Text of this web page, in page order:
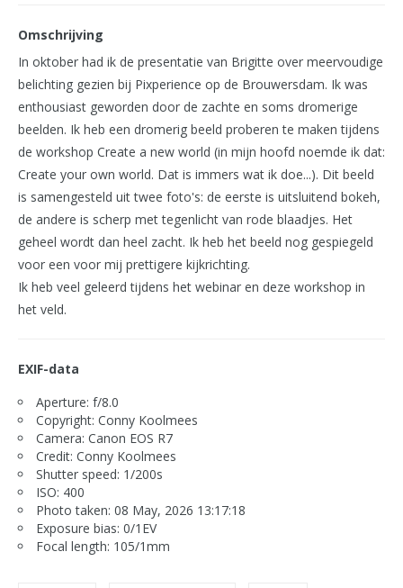
Omschrijving
In oktober had ik de presentatie van Brigitte over meervoudige
belichting gezien bij Pixperience op de Brouwersdam. Ik was
enthousiast geworden door de zachte en soms dromerige
beelden. Ik heb een dromerig beeld proberen te maken tijdens
de workshop Create a new world (in mijn hoofd noemde ik dat:
Create your own world. Dat is immers wat ik doe...). Dit beeld
is samengesteld uit twee foto's: de eerste is uitsluitend bokeh,
de andere is scherp met tegenlicht van rode blaadjes. Het
geheel wordt dan heel zacht. Ik heb het beeld nog gespiegeld
voor een voor mij prettigere kijkrichting.
Ik heb veel geleerd tijdens het webinar en deze workshop in
het veld.
EXIF-data
Aperture: f/8.0
Copyright: Conny Koolmees
Camera: Canon EOS R7
Credit: Conny Koolmees
Shutter speed: 1/200s
ISO: 400
Photo taken: 08 May, 2026 13:17:18
Exposure bias: 0/1EV
Focal length: 105/1mm